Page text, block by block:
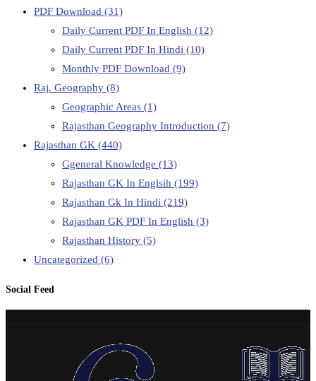
PDF Download (31)
Daily Current PDF In English (12)
Daily Current PDF In Hindi (10)
Monthly PDF Download (9)
Raj. Geography (8)
Geographic Areas (1)
Rajasthan Geography Introduction (7)
Rajasthan GK (440)
Ggeneral Knowledge (13)
Rajasthan GK In Englsih (199)
Rajasthan Gk In Hindi (219)
Rajasthan GK PDF In English (3)
Rajasthan History (5)
Uncategorized (6)
Social Feed